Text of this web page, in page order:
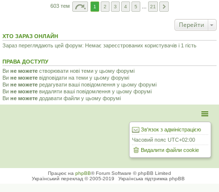
603 тем 1 2 3 4 5 21
Перейти
ХТО ЗАРАЗ ОНЛАЙН
Зараз переглядають цей форум: Немає зареєстрованих користувачів і 1 гість
ПРАВА ДОСТУПУ
Ви не можете створювати нові теми у цьому форумі
Ви не можете відповідати на теми у цьому форумі
Ви не можете редагувати ваші повідомлення у цьому форумі
Ви не можете видаляти ваші повідомлення у цьому форумі
Ви не можете додавати файли у цьому форумі
Зв'язок з адміністрацією
Часовий пояс UTC+02:00
Видалити файли cookie
Працює на phpBB® Forum Software © phpBB Limited
Український переклад © 2005-2019
Українська підтримка phpBB